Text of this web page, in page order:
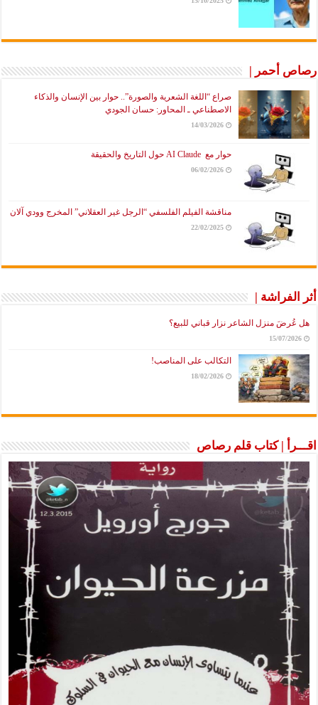
رصاص أحمر |
صراع “اللغة الشعرية والصورة”.. حوار بين الإنسان والذكاء
الاصطناعي ـ المحاور: حسان الجودي
14/03/2026
حوار مع AI Claude حول التاريخ والحقيقة
06/02/2026
مناقشة الفيلم الفلسفي “الرجل غير العقلاني” المخرج وودي آلان
22/02/2025
أثر الفراشة |
هل عُرضَ منزل الشاعر نزار قباني للبيع؟
15/07/2026
التكالب على المناصب!
18/02/2026
اقـــرأ | كتاب قلم رصاص